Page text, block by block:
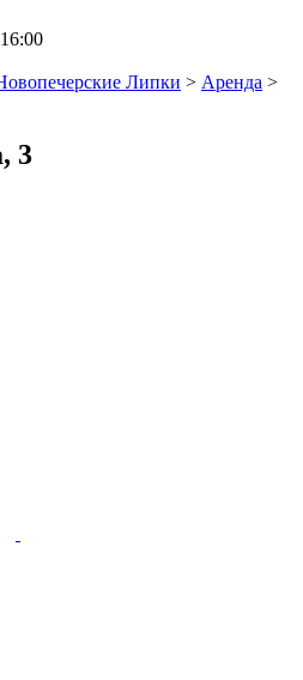
Липки > Аренда >
3